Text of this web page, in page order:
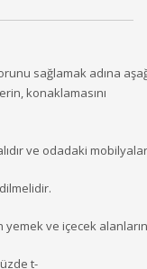
sağlamak adına
konaklamasını
ve odadaki
ve içecek
t-